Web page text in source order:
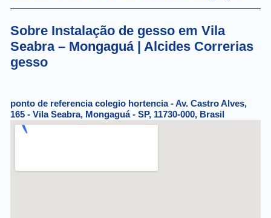
Sobre Instalação de gesso em Vila
Seabra – Mongaguá | Alcides Correrias
gesso
ponto de referencia colegio hortencia - Av. Castro Alves,
165 - Vila Seabra, Mongaguá - SP, 11730-000, Brasil